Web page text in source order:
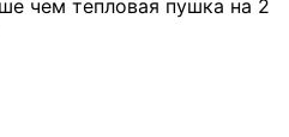
чем тепловая пушка на 2